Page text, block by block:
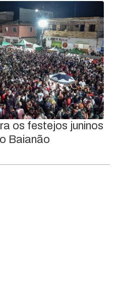
os festejos juninos
Baianão